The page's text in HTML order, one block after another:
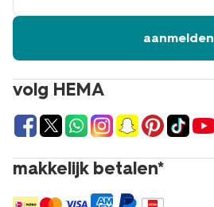
volg HEMA
makkelijk betalen*
aanmelden